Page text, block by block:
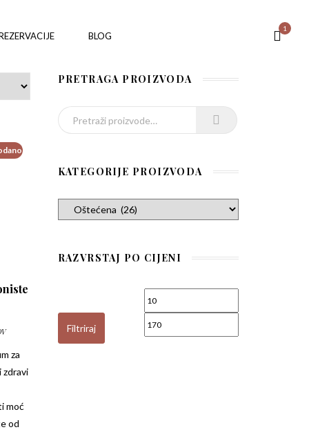
BLOG
1
za
zdravi
moć
od
PRETRAGA PROIZVODA
Pretraži:
KATEGORIJE PROIZVODA
RAZVRSTAJ PO CIJENI
Min cijena
Filtriraj